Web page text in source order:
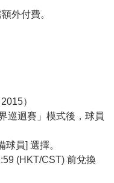
外付費。
）
巡迴賽」模式後，球員
員] 選擇。
(HKT/CST) 前兌換